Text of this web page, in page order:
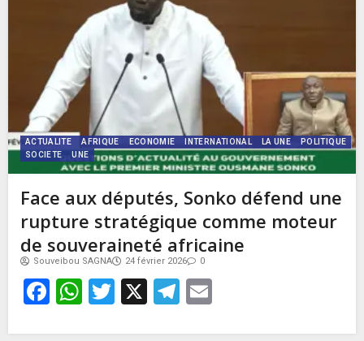
ACTUALITE AFRIQUE ECONOMIE INTERNATIONAL LA UNE
POLITIQUE
SOCIETE
UNE
Face aux députés, Sonko défend une
rupture stratégique comme moteur
de souveraineté africaine
Souveibou SAGNA 24 février 2026 0
Facebook
WhatsApp
Twitter
X Telegram